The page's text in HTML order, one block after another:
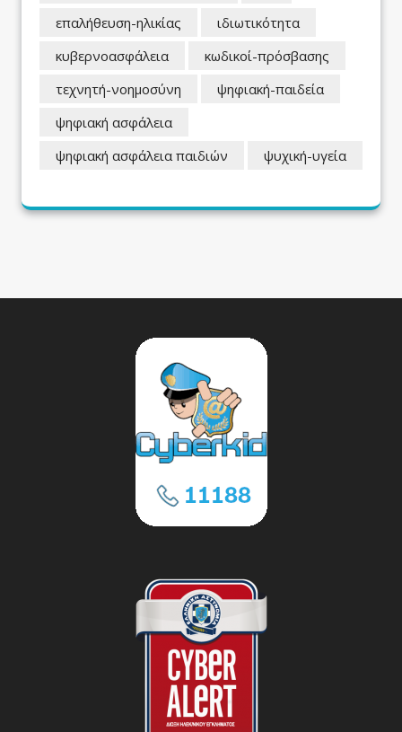
επαλήθευση-ηλικίας
ιδιωτικότητα
κυβερνοασφάλεια
κωδικοί-πρόσβασης
τεχνητή-νοημοσύνη
ψηφιακή-παιδεία
ψηφιακή ασφάλεια
ψηφιακή ασφάλεια παιδιών
ψυχική-υγεία